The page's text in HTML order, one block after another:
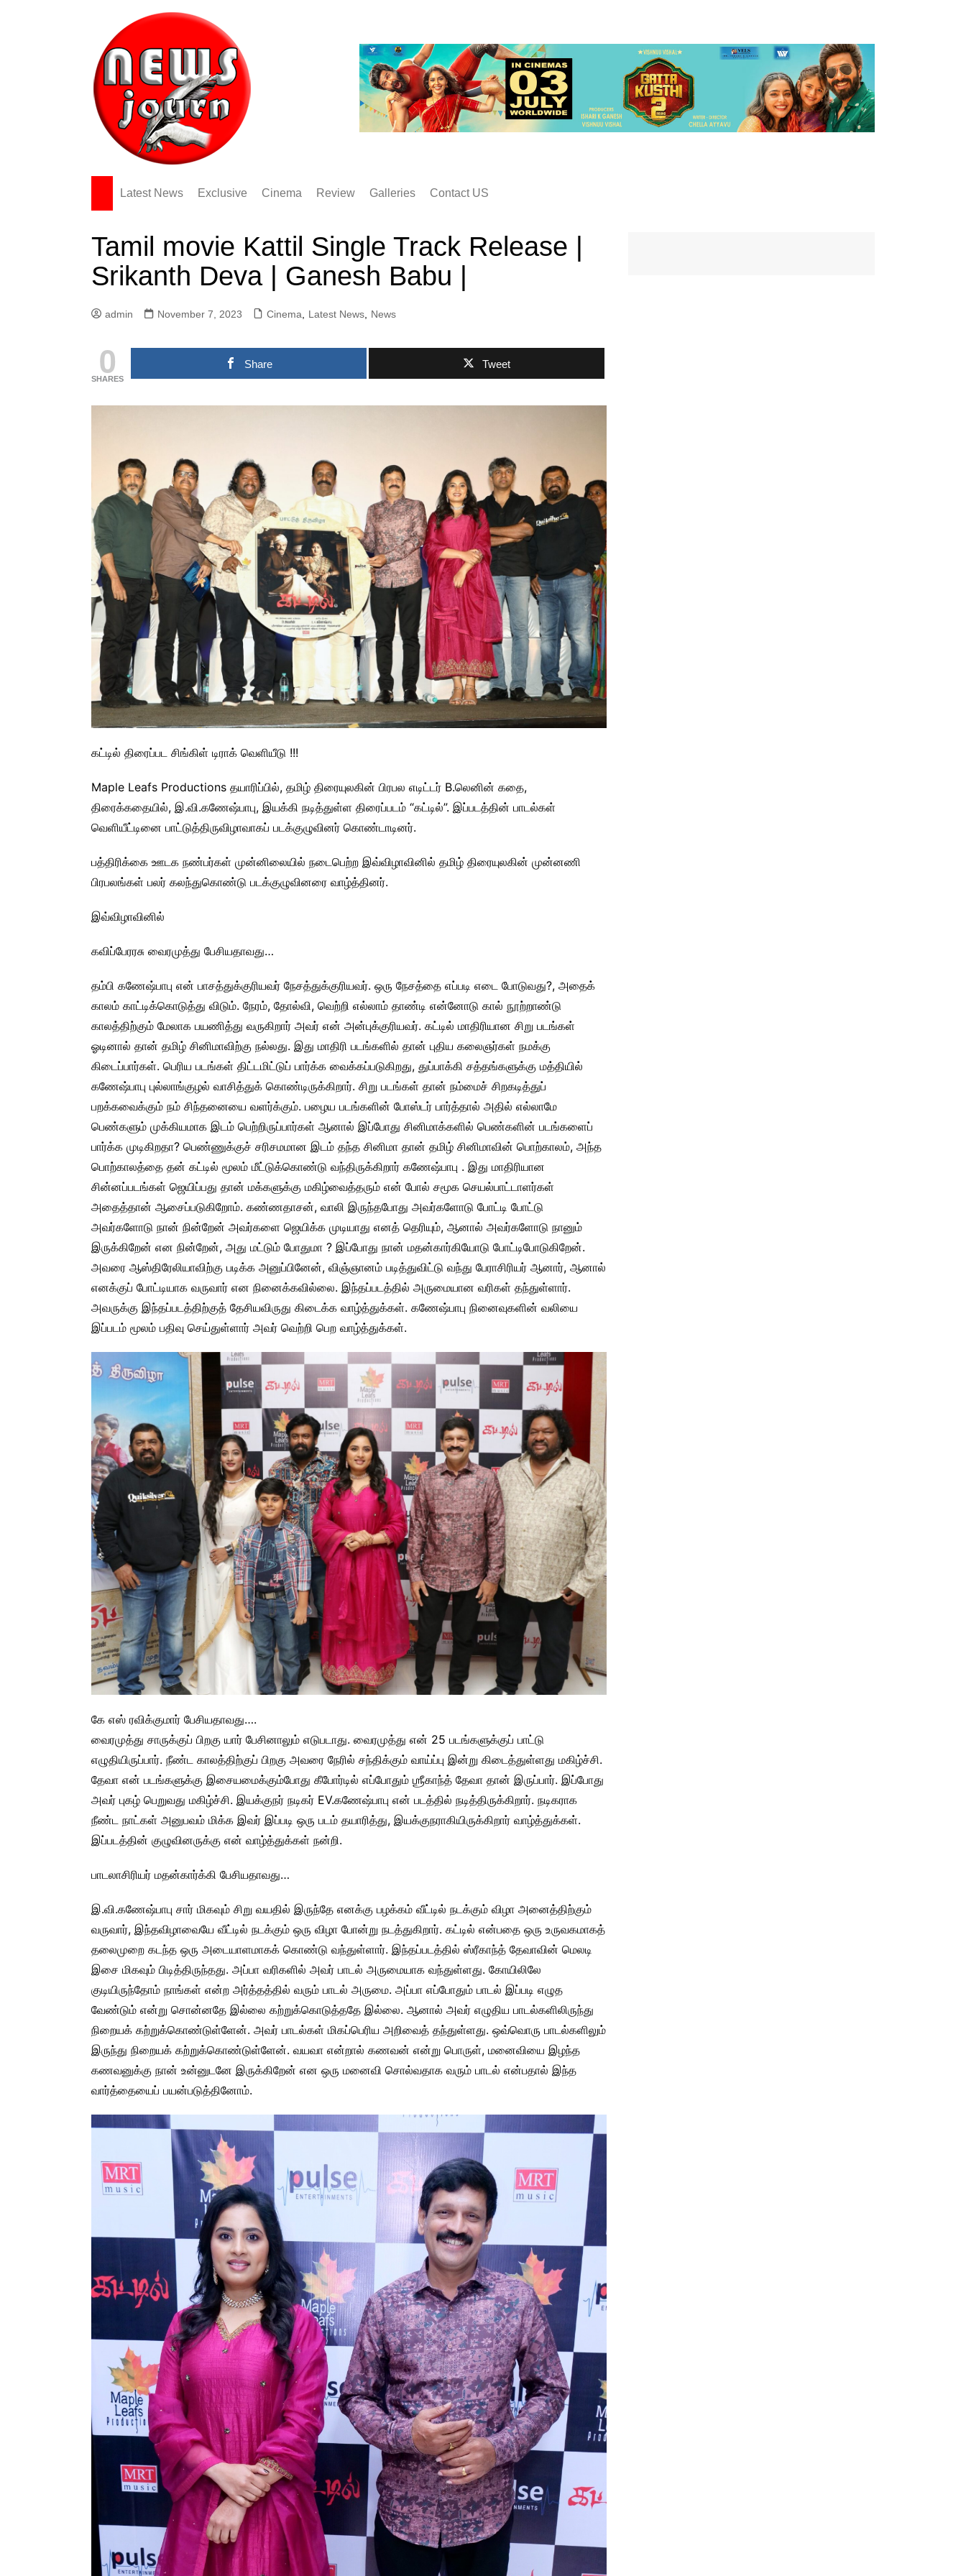
Latest News Exclusive Cinema Review Galleries Contact US
Tamil movie Kattil Single Track Release |
Srikanth Deva | Ganesh Babu |
admin November 7, 2023 Cinema Latest News News
0
SHARES
Share Tweet
கட்டில் திரைப்பட சிங்கிள் டிராக் வெளியீடு !!!
Maple Leafs Productions தயாரிப்பில், தமிழ் திரையுலகின் பிரபல எடிட்டர் B.லெனின் கதை,
திரைக்கதையில், இ.வி.கணேஷ்பாபு, இயக்கி நடித்துள்ள திரைப்படம் “கட்டில்”. இப்படத்தின் பாடல்கள்
வெளியீட்டினை பாட்டுத்திருவிழாவாகப் படக்குழுவினர் கொண்டாடினர்.
பத்திரிக்கை ஊடக நண்பர்கள் முன்னிலையில் நடைபெற்ற இவ்விழாவினில் தமிழ் திரையுலகின் முன்னணி
பிரபலங்கள் பலர் கலந்துகொண்டு படக்குழுவினரை வாழ்த்தினர்.
இவ்விழாவினில்
கவிப்பேரரசு வைரமுத்து பேசியதாவது…
தம்பி கணேஷ்பாபு என் பாசத்துக்குரியவர் நேசத்துக்குரியவர். ஒரு நேசத்தை எப்படி எடை போடுவது?, அதைக்
காலம் காட்டிக்கொடுத்து விடும். நேரம், தோல்வி, வெற்றி எல்லாம் தாண்டி என்னோடு கால் நூற்றாண்டு
காலத்திற்கும் மேலாக பயணித்து வருகிறார் அவர் என் அன்புக்குரியவர். கட்டில் மாதிரியான சிறு படங்கள்
ஓடினால் தான் தமிழ் சினிமாவிற்கு நல்லது. இது மாதிரி படங்களில் தான் புதிய கலைஞர்கள் நமக்கு
கிடைப்பார்கள். பெரிய படங்கள் திட்டமிட்டுப் பார்க்க வைக்கப்படுகிறது, துப்பாக்கி சத்தங்களுக்கு மத்தியில்
கணேஷ்பாபு புல்லாங்குழல் வாசித்துக் கொண்டிருக்கிறார். சிறு படங்கள் தான் நம்மைச் சிறகடித்துப்
பறக்கவைக்கும் நம் சிந்தனையை வளர்க்கும். பழைய படங்களின் போஸ்டர் பார்த்தால் அதில் எல்லாமே
பெண்களும் முக்கியமாக இடம் பெற்றிருப்பார்கள் ஆனால் இப்போது சினிமாக்களில் பெண்களின் படங்களைப்
பார்க்க முடிகிறதா? பெண்ணுக்குச் சரிசமமான இடம் தந்த சினிமா தான் தமிழ் சினிமாவின் பொற்காலம், அந்த
பொற்காலத்தை தன் கட்டில் மூலம் மீட்டுக்கொண்டு வந்திருக்கிறார் கணேஷ்பாபு . இது மாதிரியான
சின்னப்படங்கள் ஜெயிப்பது தான் மக்களுக்கு மகிழ்வைத்தரும் என் போல் சமூக செயல்பாட்டாளர்கள்
அதைத்தான் ஆசைப்படுகிறோம். கண்ணதாசன், வாலி இருந்தபோது அவர்களோடு போட்டி போட்டு
அவர்களோடு நான் நின்றேன் அவர்களை ஜெயிக்க முடியாது எனத் தெரியும், ஆனால் அவர்களோடு நானும்
இருக்கிறேன் என நின்றேன், அது மட்டும் போதுமா ? இப்போது நான் மதன்கார்கியோடு போட்டிபோடுகிறேன்.
அவரை ஆஸ்திரேலியாவிற்கு படிக்க அனுப்பினேன், விஞ்ஞானம் படித்துவிட்டு வந்து பேராசிரியர் ஆனார், ஆனால்
எனக்குப் போட்டியாக வருவார் என நினைக்கவில்லை. இந்தப்படத்தில் அருமையான வரிகள் தந்துள்ளார்.
அவருக்கு இந்தப்படத்திற்குத் தேசியவிருது கிடைக்க வாழ்த்துக்கள். கணேஷ்பாபு நினைவுகளின் வலியை
இப்படம் மூலம் பதிவு செய்துள்ளார் அவர் வெற்றி பெற வாழ்த்துக்கள்.
கே எஸ் ரவிக்குமார் பேசியதாவது….
வைரமுத்து சாருக்குப் பிறகு யார் பேசினாலும் எடுபடாது. வைரமுத்து என் 25 படங்களுக்குப் பாட்டு
எழுதியிருப்பார். நீண்ட காலத்திற்குப் பிறகு அவரை நேரில் சந்திக்கும் வாய்ப்பு இன்று கிடைத்துள்ளது மகிழ்ச்சி.
தேவா என் படங்களுக்கு இசையமைக்கும்போது கீபோர்டில் எப்போதும் ஶ்ரீகாந்த் தேவா தான் இருப்பார். இப்போது
அவர் புகழ் பெறுவது மகிழ்ச்சி. இயக்குநர் நடிகர் EV.கணேஷ்பாபு என் படத்தில் நடித்திருக்கிறார். நடிகராக
நீண்ட நாட்கள் அனுபவம் மிக்க இவர் இப்படி ஒரு படம் தயாரித்து, இயக்குநராகியிருக்கிறார் வாழ்த்துக்கள்.
இப்படத்தின் குழுவினருக்கு என் வாழ்த்துக்கள் நன்றி.
பாடலாசிரியர் மதன்கார்க்கி பேசியதாவது…
இ.வி.கணேஷ்பாபு சார் மிகவும் சிறு வயதில் இருந்தே எனக்கு பழக்கம் வீட்டில் நடக்கும் விழா அனைத்திற்கும்
வருவார், இந்தவிழாவையே வீட்டில் நடக்கும் ஒரு விழா போன்று நடத்துகிறார். கட்டில் என்பதை ஒரு உருவகமாகத்
தலைமுறை கடந்த ஒரு அடையாளமாகக் கொண்டு வந்துள்ளார். இந்தப்படத்தில் ஸ்ரீகாந்த் தேவாவின் மெலடி
இசை மிகவும் பிடித்திருந்தது. அப்பா வரிகளில் அவர் பாடல் அருமையாக வந்துள்ளது. கோயிலிலே
குடியிருந்தோம் நாங்கள் என்ற அர்த்தத்தில் வரும் பாடல் அருமை. அப்பா எப்போதும் பாடல் இப்படி எழுத
வேண்டும் என்று சொன்னதே இல்லை கற்றுக்கொடுத்ததே இல்லை. ஆனால் அவர் எழுதிய பாடல்களிலிருந்து
நிறையக் கற்றுக்கொண்டுள்ளேன். அவர் பாடல்கள் மிகப்பெரிய அறிவைத் தந்துள்ளது. ஒவ்வொரு பாடல்களிலும்
இருந்து நிறையக் கற்றுக்கொண்டுள்ளேன். வயவா என்றால் கணவன் என்று பொருள், மனைவியை இழந்த
கணவனுக்கு நான் உன்னுடனே இருக்கிறேன் என ஒரு மனைவி சொல்வதாக வரும் பாடல் என்பதால் இந்த
வார்த்தையைப் பயன்படுத்தினோம்.